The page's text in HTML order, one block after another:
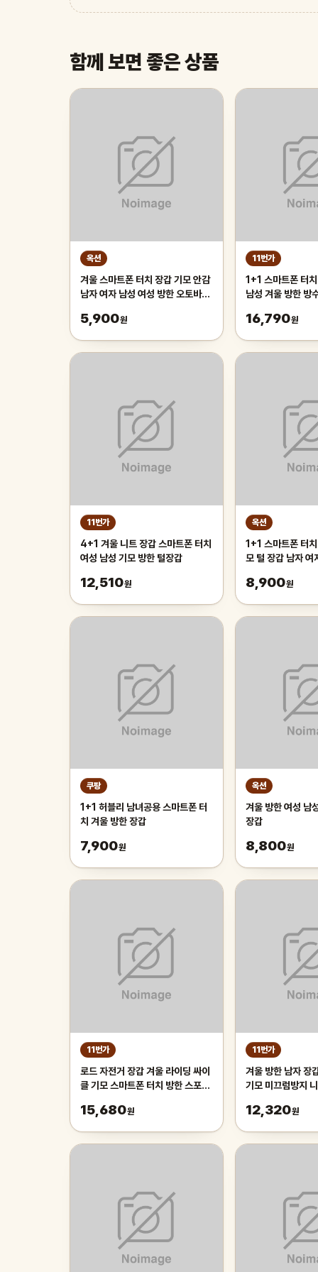
함께 보면 좋은 상품
옥션
겨울 스마트폰 터치 장갑 기모 안감
남자 여자 남성 여성 방한 오토바이
5,900원
11번가
1+1 스마트폰 터
남성 겨울 방한 방
16,790원
11번가
4+1 겨울 니트 장갑 스마트폰 터치
여성 남성 기모 방한 털장갑
12,510원
옥션
1+1 스마트폰 터
모 털 장갑 남자 여
8,900원
쿠팡
1+1 허블리 남녀공용 스마트폰 터
치 겨울 방한 장갑
7,900원
옥션
겨울 방한 여성 남
장갑
8,800원
11번가
로드 자전거 장갑 겨울 라이딩 싸이
클 기모 스마트폰 터치 방한 스포츠
15,680원
11번가
겨울 방한 남자 장
기모 미끄럼방지
12,320원